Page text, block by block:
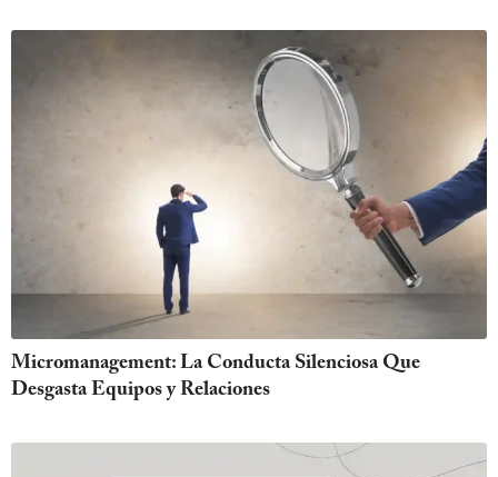
Micromanagement: La Conducta Silenciosa Que
Desgasta Equipos y Relaciones